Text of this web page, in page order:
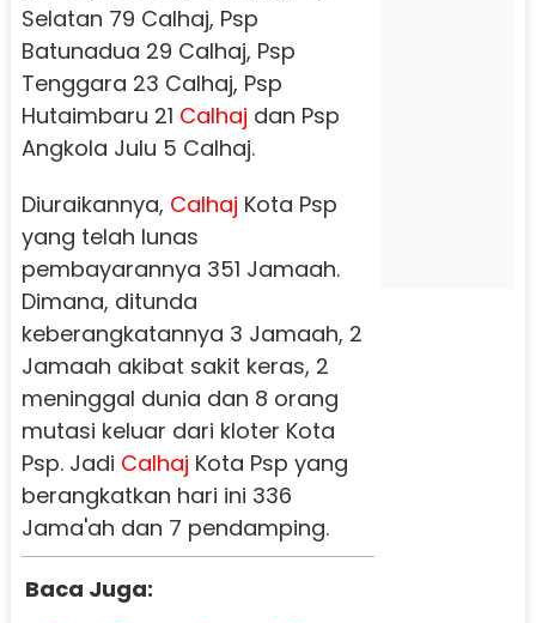
Selatan 79 Calhaj, Psp
Batunadua 29 Calhaj, Psp
Tenggara 23 Calhaj, Psp
Hutaimbaru 21 Calhaj dan Psp
Angkola Julu 5 Calhaj.
Diuraikannya, Calhaj Kota Psp
yang telah lunas
pembayarannya 351 Jamaah.
Dimana, ditunda
keberangkatannya 3 Jamaah, 2
Jamaah akibat sakit keras, 2
meninggal dunia dan 8 orang
mutasi keluar dari kloter Kota
Psp. Jadi Calhaj Kota Psp yang
berangkatkan hari ini 336
Jama'ah dan 7 pendamping.
Baca Juga: